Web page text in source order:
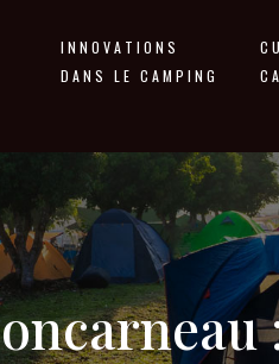
INNOVATIONS
DANS LE CAMPING